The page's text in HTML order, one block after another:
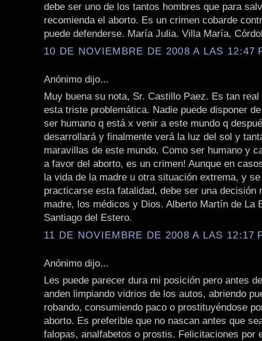
debe ser uno de los tantos hombres que para
recomienda el aborto. Es un crimen cobarde
puede defenderse. María Julia. Villa María,
10 DE NOVIEMBRE DE 2008 A LAS 12:47
Anónimo dijo...
Muy buena su nota, Sr. Castillo Paez. Es tan
esta triste problemática. Nadie puede disponer
ser humano q está x venir a este mundo q
desarrollará y finalmente verá la luz del sol y
maravillas de este mundo. Como ser humano y
a favor del aborto, es un crimen! Aunque en
la vida de la madre u otra situación extrema, y
practicarse esta fatalidad, debe ser una decisión
madre, los médicos y Dios. Alberto Martín de La
Santiago del Estero.
11 DE NOVIEMBRE DE 2008 A LAS 12:17
Anónimo dijo...
Les puede parecer dura mi posición pero antes
anden limpiando vidrios de los autos, abriendo
robando, consumiendo paco o prostituyéndose
aborto. Es preferible que no nascan antes que
falopas, analfabetos o prostis. Felicitaciones por